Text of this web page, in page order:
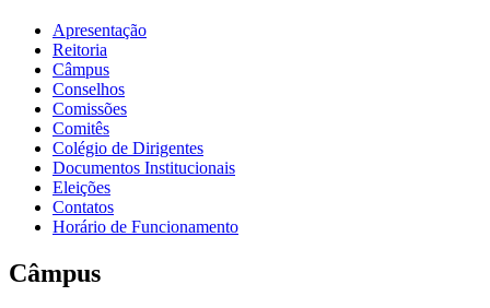
Apresentação
Reitoria
Câmpus
Conselhos
Comissões
Comitês
Colégio de Dirigentes
Documentos Institucionais
Eleições
Contatos
Horário de Funcionamento
Câmpus